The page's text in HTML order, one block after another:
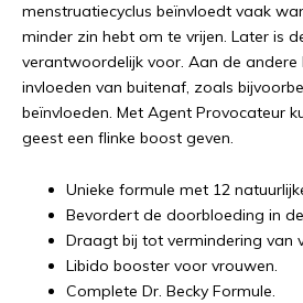
menstruatiecyclus beïnvloedt vaak
minder zin hebt om te vrijen. Later is
verantwoordelijk voor. Aan de andere
invloeden van buitenaf, zoals
beïnvloeden. Met Agent Provocateur
geest een flinke boost geven.
Unieke formule met 12
Bevordert de doorbloeding in
Draagt bij tot vermindering van
Libido booster voor vrouwen.
Complete Dr. Becky Formule.